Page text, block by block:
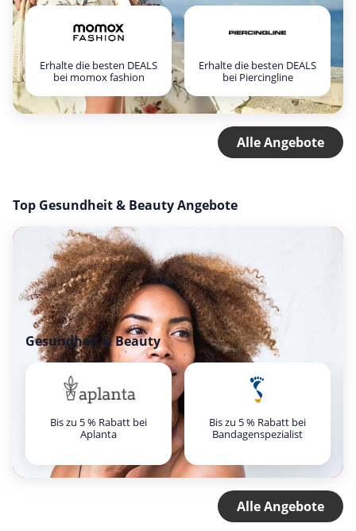
Erhalte die besten DEALS
bei momox fashion
Erhalte die besten DEALS
bei Piercingline
Alle Angebote
Top Gesundheit & Beauty Angebote
Gesundheit & Beauty
Bis zu 5 % Rabatt bei
Aplanta
Bis zu 5 % Rabatt bei
Bandagenspezialist
Alle Angebote